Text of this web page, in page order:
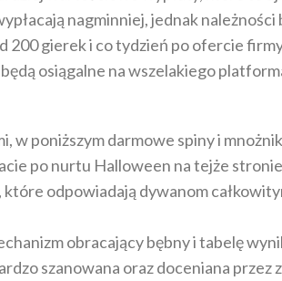
nagminniej, jednak należności
200 gierek i co tydzień po ofercie
osiągalne na wszelakiego
w poniższym darmowe spiny i
po nurtu Halloween na tejże
odpowiadają dywanom
obracający bębny i tabelę
szanowana oraz doceniana przez